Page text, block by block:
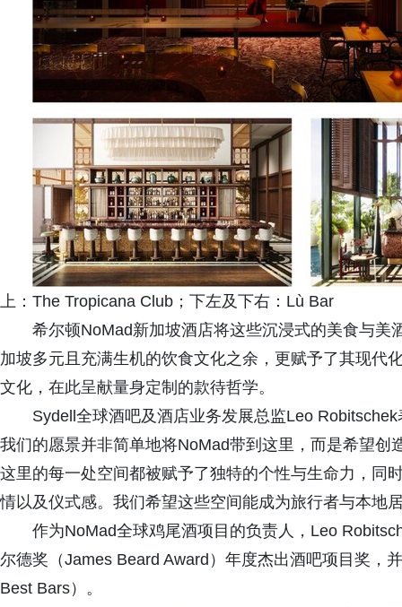
上：The Tropicana Club；下左及下右：Lù Bar
希尔顿NoMad新加坡酒店将这些沉浸式的美食与
加坡多元且充满生机的饮食文化之余，更赋予了其现代
文化，在此呈献量身定制的款待哲学。
Sydell全球酒吧及酒店业务发展总监Leo
我们的愿景并非简单地将NoMad带到这里，而是希望
这里的每一处空间都被赋予了独特的个性与生命力，
情以及仪式感。我们希望这些空间能成为旅行者与本地
作为NoMad全球鸡尾酒项目的负责人，Leo
尔德奖（James Beard Award）年度杰出酒吧项目奖，
Best Bars）。